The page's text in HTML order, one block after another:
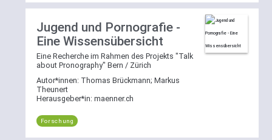
Jugend und Pornografie -
Eine Wissensübersicht
Eine Recherche im Rahmen des Projekts "Talk
about Pronography" Bern / Zürich
Autor*innen: Thomas Brückmann; Markus
Theunert
Herausgeber*in: maenner.ch
Forschung